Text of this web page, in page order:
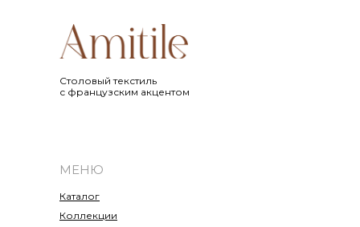
Cтоловый текстиль
с французским акцентом
Каталог
Коллекции
МЕНЮ